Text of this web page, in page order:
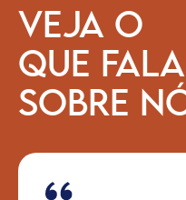
VEJA O
QUE
SOBRE